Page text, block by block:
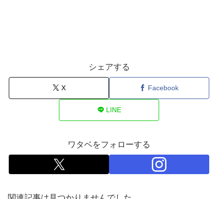
シェアする
X Facebook
LINE
ワタベをフォローする